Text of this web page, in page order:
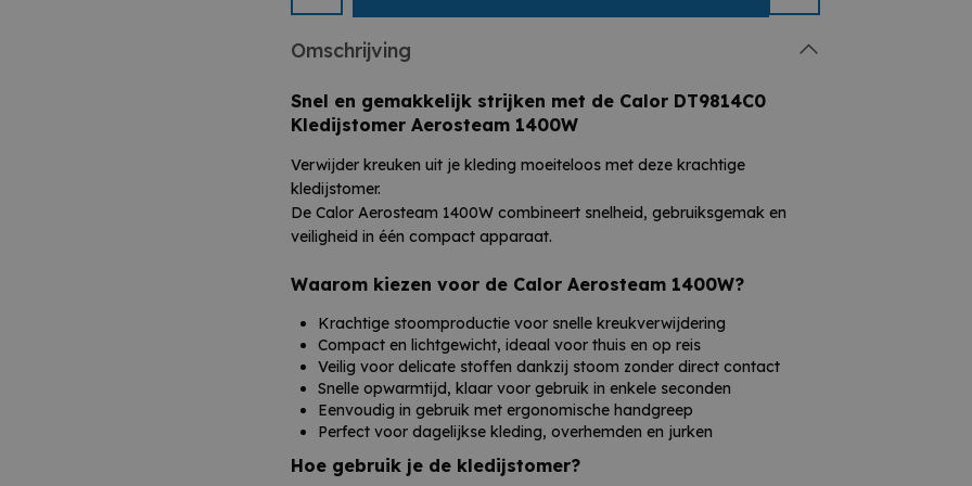
Omschrijving
Snel en gemakkelijk strijken met de Calor DT9814C0
Kledijstomer Aerosteam 1400W
Verwijder kreuken uit je kleding moeiteloos met deze krachtige
kledijstomer.
De Calor Aerosteam 1400W combineert snelheid, gebruiksgemak en
veiligheid in één compact apparaat.
Waarom kiezen voor de Calor Aerosteam 1400W?
Krachtige stoomproductie voor snelle kreukverwijdering
Compact en lichtgewicht, ideaal voor thuis en op reis
Veilig voor delicate stoffen dankzij stoom zonder direct contact
Snelle opwarmtijd, klaar voor gebruik in enkele seconden
Eenvoudig in gebruik met ergonomische handgreep
Perfect voor dagelijkse kleding, overhemden en jurken
Hoe gebruik je de kledijstomer?